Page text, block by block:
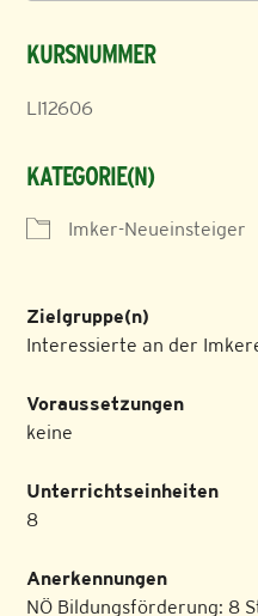
KURSNUMMER
LI12606
KATEGORIE(N)
Imker-Neueinsteiger
Zielgruppe(n)
Interessierte an der
Voraussetzungen
keine
Unterrichtseinheiten
8
Anerkennungen
NÖ Bildungsförderung: 8